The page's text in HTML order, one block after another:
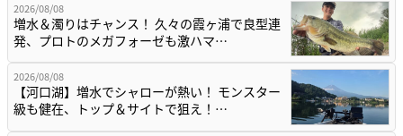
2026/08/08
増水＆濁りはチャンス！ 久々の霞ヶ浦で良型連
発、プロトのメガフォーゼも激ハマ…
2026/08/08
【河口湖】増水でシャローが熱い！ モンスター
級も健在、トップ＆サイトで狙え！…